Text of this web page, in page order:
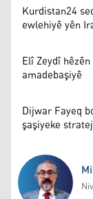
Kurdistan24
ewlehiyê yên
Elî Zeydî
amadebaşiyê
Dijwar Fayeq
şaşiyeke